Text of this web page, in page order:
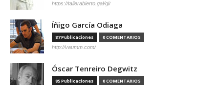
https://tallerabierto.gal/gl/
Íñigo García Odiaga
87 Publicaciones 0 COMENTARIOS
http://vaumm.com/
Óscar Tenreiro Degwitz
85 Publicaciones 0 COMENTARIOS